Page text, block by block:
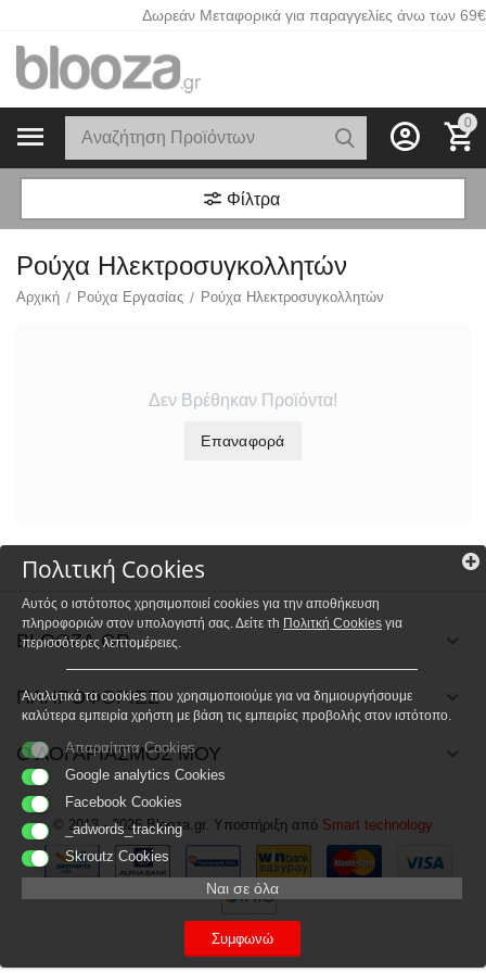
Δωρεάν Μεταφορικά για παραγγελίες άνω των 69€
0
Φίλτρα
Ρούχα Ηλεκτροσυγκολλητών
Αρχική / Ρούχα Εργασίας / Ρούχα Ηλεκτροσυγκολλητών
Δεν Βρέθηκαν Προϊόντα!
Επαναφορά
BLOOZA.GR
ΠΛΗΡΟΦΟΡΙΕΣ
Ο ΛΟΓΑΡΙΑΣΜΟΣ ΜΟΥ
© 2013 - 2026 Blooza.gr. Υποστήριξη από Smart technology
Πολιτική Cookies
Αυτός ο ιστότοπος χρησιμοποιεί cookies για την αποθήκευση
πληροφοριών στον υπολογιστή σας. Δείτε τh Πολιτκή Cookies για
περισσότερες λεπτομέρειες.
Αναλυτικά τα cookies που χρησιμοποιούμε για να δημιουργήσουμε
καλύτερα εμπειρία χρήστη με βάση τις εμπειρίες προβολής στον ιστότοπο.
Απαραίτητα Cookies
Google analytics Cookies
Facebook Cookies
_adwords_tracking
Skroutz Cookies
Ναι σε όλα
Συμφωνώ